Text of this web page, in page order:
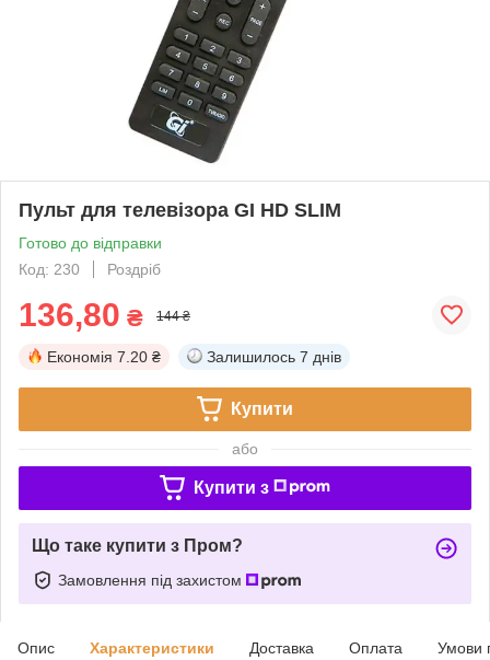
Пульт для телевізора GI HD SLIM
Готово до відправки
Код: 230
Роздріб
136,80 ₴ 144 ₴
Економія 7.20 ₴ Залишилось 7 днів
Купити
або
Купити з
Що таке купити з Пром?
Замовлення під захистом
Опис Характеристики Доставка Оплата Умови